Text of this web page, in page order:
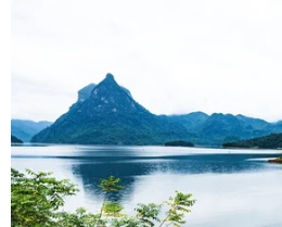
Theo dõi VietnamPlus